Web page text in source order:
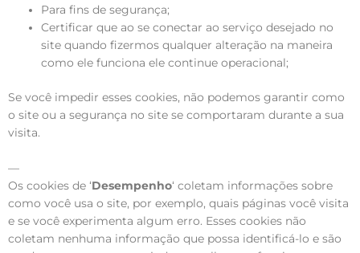
Para fins de segurança;
Certificar que ao se conectar ao serviço desejado no
site quando fizermos qualquer alteração na maneira
como ele funciona ele continue operacional;
Se você impedir esses cookies, não podemos garantir como
o site ou a segurança no site se comportaram durante a sua
visita.
—
Os cookies de ‘Desempenho‘ coletam informações sobre
como você usa o site, por exemplo, quais páginas você visita
e se você experimenta algum erro. Esses cookies não
coletam nenhuma informação que possa identificá-lo e são